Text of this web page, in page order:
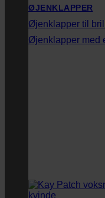
ØJENKLAPPER
Øjenklapper til
Øjenklapper med